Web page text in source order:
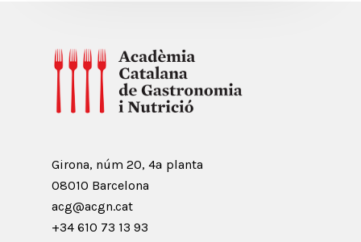
Girona, núm 20, 4ª planta
08010 Barcelona
acg@acgn.cat
+34 610 73 13 93